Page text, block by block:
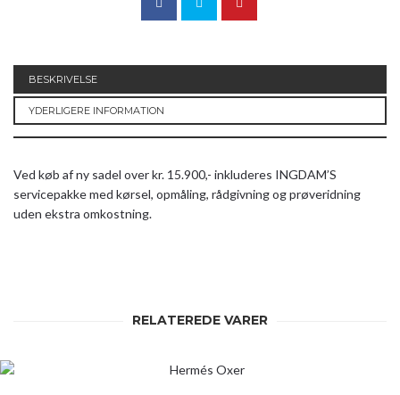
BESKRIVELSE
YDERLIGERE INFORMATION
Ved køb af ny sadel over kr. 15.900,- inkluderes INGDAM’S
servicepakke med kørsel, opmåling, rådgivning og prøveridning
uden ekstra omkostning.
RELATEREDE VARER